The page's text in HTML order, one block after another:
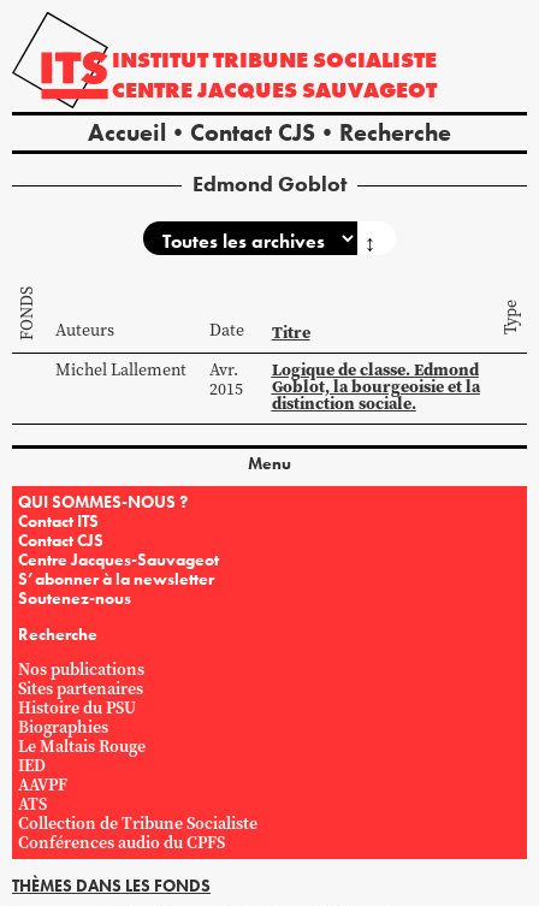
INSTITUTTRIBUNE SOCIALISTE
CENTREJACQUES SAUVAGEOT
Accueil Contact CJS Recherche
Edmond Goblot
↕
FONDS Auteurs Date Titre Type
MichelLallement
Avr.
2015
Logique de classe. Edmond
Goblot, la bourgeoisie et la
distinction sociale.
Menu
QUI SOMMES-NOUS ?
Contact ITS
Contact CJS
Centre Jacques-Sauvageot
S’abonner à la newsletter
Soutenez-nous
Recherche
Nos publications
Sites partenaires
Histoire du PSU
Biographies
Le Maltais Rouge
IED
AAVPF
ATS
Collection de Tribune Socialiste
Conférences audio du CPFS
THÈMES DANS LES FONDS